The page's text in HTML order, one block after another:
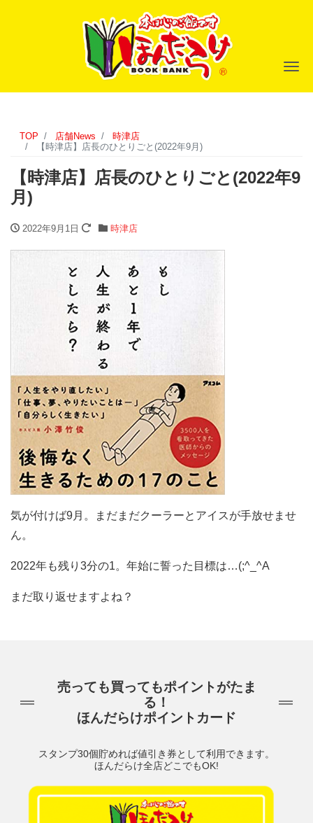
ナ
TOP 店舗News
時津店
【時津店】店長のひとりごと(2022年9月)
【時津店】店長のひとりごと(2022年9
月)
2022年9月1日 時津店
気が付けば9月。まだまだクーラーとアイスが手放せませ
ん。
2022年も残り3分の1。年始に誓った目標は…(;^_^A
まだ取り返せますよね？
売っても買ってもポイントがたま
る！
ほんだらけポイントカード
スタンプ30個貯めれば値引き券として利用できます。
ほんだらけ全店どこでもOK!